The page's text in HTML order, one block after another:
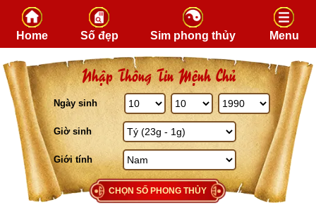
Skip to content
Home Số đẹp Sim phong thủy Menu
Nhập Thông Tin Mệnh Chủ
Ngày sinh
Giờ sinh
Giới tính
CHỌN SỐ PHONG THỦY